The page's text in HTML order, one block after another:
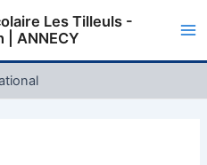
Les Tilleuls -
| ANNECY